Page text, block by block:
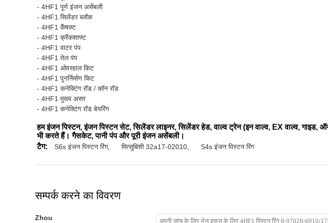
- 4HF1 पूर्ण इंजन असेंबली
- 4HF1 सिलेंडर ब्लॉक
- 4HF1 कैंषफ़्ट
- 4HF1 क्रैंकशाफ्ट
- 4HF1 वाटर पंप
- 4HF1 तेल पंप
- 4HF1 ओवरहाल किट
- 4HF1 पुनर्निर्माण किट
- 4HF1 कनेक्टिंग रॉड / कॉन रॉड
- 4HF1 मुख्य असर
- 4HF1 कनेक्टिंग रॉड बेयरिंग
हम इंजन पिस्टन, इंजन पिस्टन सेट, सिलेंडर लाइनर, सिलेंडर हेड, वाल्व ट्रेन (इन वाल्व, EX वाल्व,
भी करते हैं। गैसकेट, पानी पंप और पूरी इंजन असेंबली।
टैग:
S6s इंजन पिस्टन रिंग, मित्सुबिशी 32a17-02010 S4s इंजन पिस्टन रिंग
सम्पर्क करने का विवरण
Zhou